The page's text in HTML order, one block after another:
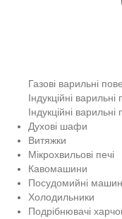
Газові варильні
Індукційні варильні
Індукційні
Духові шафи
Витяжки
Мікрохвильові печі
Кавомашини
Посудомийні
Холодильники
Подрібнювачі